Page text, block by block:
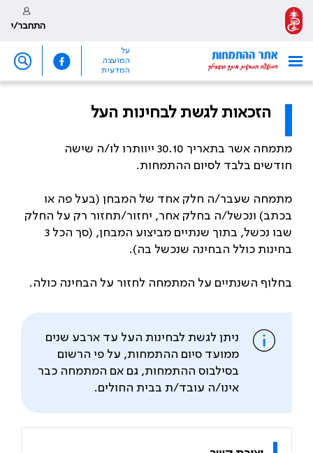
התחבר/י
על
המועצה
המדעית
הזכאות לגשת לבחינות העל
מתמחה אשר בתאריך 30.10 ייוותרו לו/ה שישה
חודשים בלבד לסיום ההתמחות.
מתמחה שעבר/ה חלק אחד של המבחן (בעל פה או
בכתב) ונכשל/ה בחלק אחר, יחזור/תחזור רק על החלק
שבו נכשל, בתוך שנתיים מביצוע המבחן, (סך הכל 3
בחינות כולל הבחינה שנכשל בה).
בחלוף השנתיים על המתמחה לחזור על הבחינה כולה .
ניתן לגשת לבחינות העל עד ארבע שנים
ממועד סיום ההתמחות, על פי הרשום
בסילבוס ההתמחות, גם אם המתמחה כבר
אינו/ה עובד/ת בבית החולים.